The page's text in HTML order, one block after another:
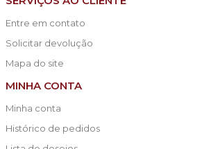
Entre em contato
Solicitar devolução
Mapa do site
MINHA CONTA
Minha conta
Histórico de pedidos